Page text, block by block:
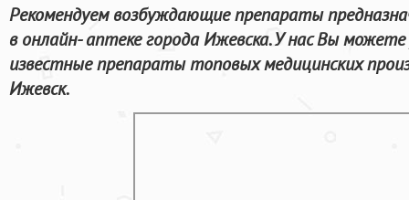
Рекомендуем возбуждающие препараты
в онлайн- аптеке города Ижевска. У нас Вы
известные препараты топовых медицинских
Ижевск.